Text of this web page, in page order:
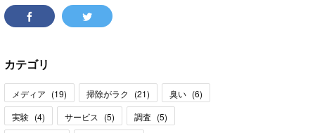
カテゴリ
メディア (19) 掃除がラク (21) 臭い (6)
実験 (4) サービス (5) 調査 (5)